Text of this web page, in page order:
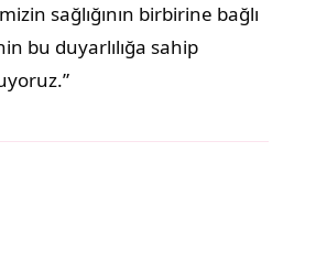
sağlığının birbirine bağlı
bu duyarlılığa sahip